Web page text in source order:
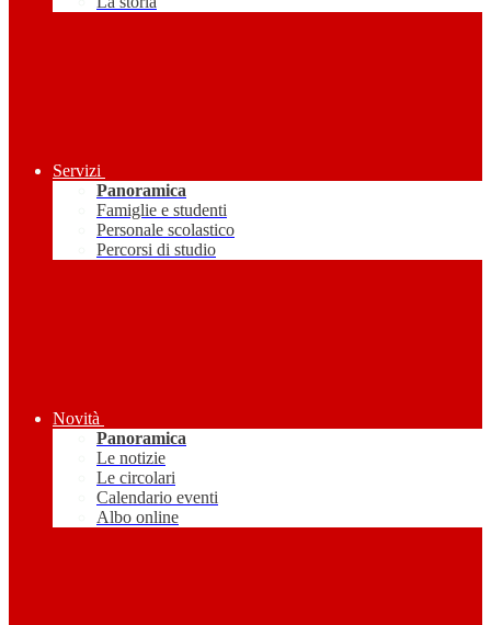
Servizi
Panoramica
Famiglie e studenti
Personale scolastico
Percorsi di studio
Novità
Panoramica
Le notizie
Le circolari
Calendario eventi
Albo online